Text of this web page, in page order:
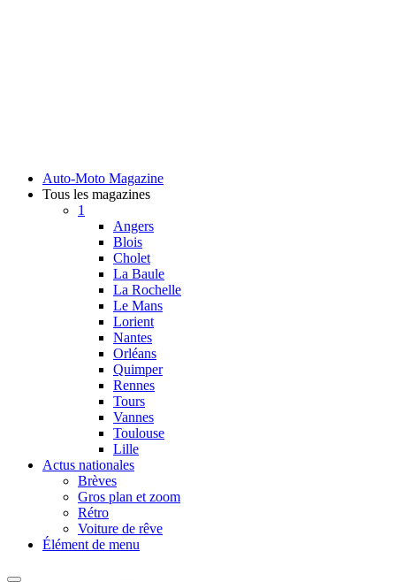
Auto-Moto Magazine
Tous les magazines
1
Angers
Blois
Cholet
La Baule
La Rochelle
Le Mans
Lorient
Nantes
Orléans
Quimper
Rennes
Tours
Vannes
Toulouse
Lille
Actus nationales
Brèves
Gros plan et zoom
Rétro
Voiture de rêve
Élément de menu